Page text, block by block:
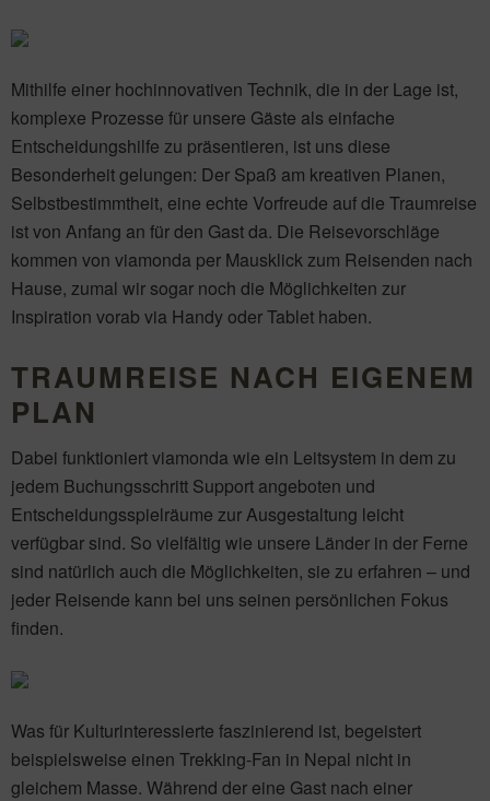
Mithilfe einer hochinnovativen Technik, die in der Lage ist,
komplexe Prozesse für unsere Gäste als einfache
Entscheidungshilfe zu präsentieren, ist uns diese
Besonderheit gelungen: Der Spaß am kreativen Planen,
Selbstbestimmtheit, eine echte Vorfreude auf die Traumreise
ist von Anfang an für den Gast da. Die Reisevorschläge
kommen von viamonda per Mausklick zum Reisenden nach
Hause, zumal wir sogar noch die Möglichkeiten zur
Inspiration vorab via Handy oder Tablet haben.
TRAUMREISE NACH EIGENEM
PLAN
Dabei funktioniert viamonda wie ein Leitsystem in dem zu
jedem Buchungsschritt Support angeboten und
Entscheidungsspielräume zur Ausgestaltung leicht
verfügbar sind. So vielfältig wie unsere Länder in der Ferne
sind natürlich auch die Möglichkeiten, sie zu erfahren – und
jeder Reisende kann bei uns seinen persönlichen Fokus
finden.
Was für Kulturinteressierte faszinierend ist, begeistert
beispielsweise einen Trekking-Fan in Nepal nicht in
gleichem Masse. Während der eine Gast nach einer